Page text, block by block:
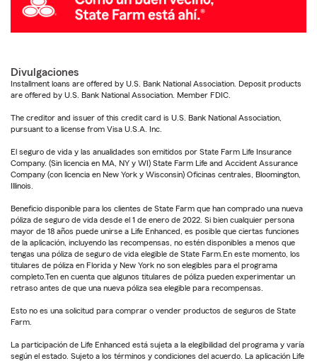
Divulgaciones
Installment loans are offered by U.S. Bank National Association. Deposit products
are offered by U.S. Bank National Association. Member FDIC.
The creditor and issuer of this credit card is U.S. Bank National Association,
pursuant to a license from Visa U.S.A. Inc.
El seguro de vida y las anualidades son emitidos por State Farm Life Insurance
Company. (Sin licencia en MA, NY y WI) State Farm Life and Accident Assurance
Company (con licencia en New York y Wisconsin) Oficinas centrales, Bloomington,
Illinois.
Beneficio disponible para los clientes de State Farm que han comprado una nueva
póliza de seguro de vida desde el 1 de enero de 2022. Si bien cualquier persona
mayor de 18 años puede unirse a Life Enhanced, es posible que ciertas funciones
de la aplicación, incluyendo las recompensas, no estén disponibles a menos que
tengas una póliza de seguro de vida elegible de State Farm.En este momento, los
titulares de póliza en Florida y New York no son elegibles para el programa
completo.Ten en cuenta que algunos titulares de póliza pueden experimentar un
retraso antes de que una nueva póliza sea elegible para recompensas.
Esto no es una solicitud para comprar o vender productos de seguros de State
Farm.
La participación de Life Enhanced está sujeta a la elegibilidad del programa y varía
según el estado. Sujeto a los términos y condiciones del acuerdo. La aplicación Life